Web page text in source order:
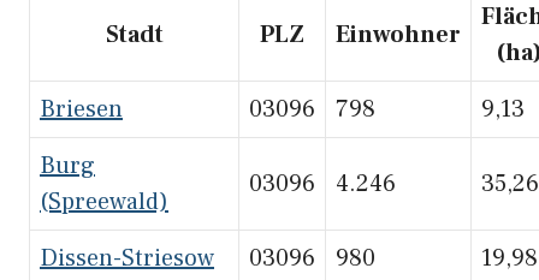
Stadt PLZ Einwohner
Briesen
03096 798
9,13
Burg
(Spreewald)
03096 4.246 35,26
Dissen-Striesow 03096 980
19,98